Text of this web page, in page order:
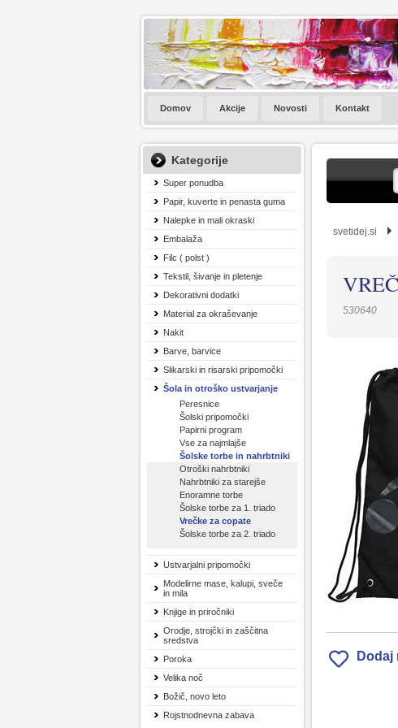
Domov Akcije Novosti Kontakt
Kategorije
Super ponudba
Papir, kuverte in penasta guma
Nalepke in mali okraski
Embalaža
Filc ( polst )
Tekstil, šivanje in pletenje
Dekorativni dodatki
Material za okraševanje
Nakit
Barve, barvice
Slikarski in risarski pripomočki
Šola in otroško ustvarjanje
Peresnice
Šolski pripomočki
Papirni program
Vse za najmlajše
Šolske torbe in nahrbtniki
Otroški nahrbtniki
Nahrbtniki za starejše
Enoramne torbe
Šolske torbe za 1. triado
Vrečke za copate
Šolske torbe za 2. triado
Ustvarjalni pripomočki
Modelirne mase, kalupi, sveče
in mila
Knjige in priročniki
Orodje, strojčki in zaščitna
sredstva
Poroka
Velika noč
Božič, novo leto
Rojstnodnevna zabava
svetidej.si
530640
Dodaj